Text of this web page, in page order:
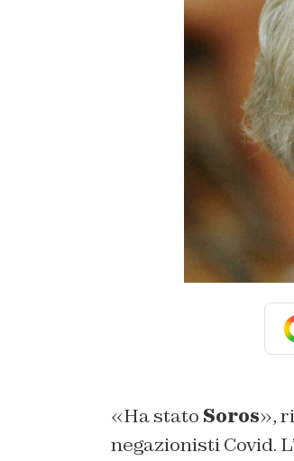
«Ha stato Soros»,
negazionisti Covid.